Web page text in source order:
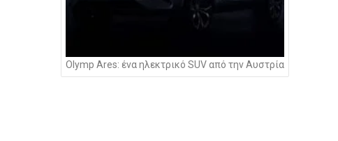
Olymp Ares: ένα ηλεκτρικό SUV από την Αυστρία